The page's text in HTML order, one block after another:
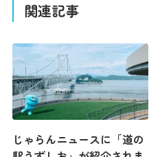
関連記事
じゃらんニュースに「道の